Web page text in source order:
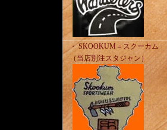
・ SKOOKUM＝スクーカム
（当店別注スタジャン）